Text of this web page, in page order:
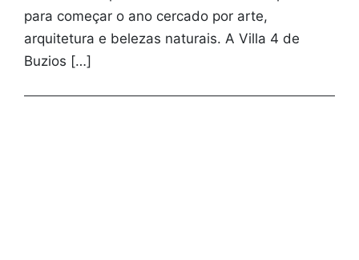
para começar o ano cercado por arte,
arquitetura e belezas naturais. A Villa 4 de
Buzios […]